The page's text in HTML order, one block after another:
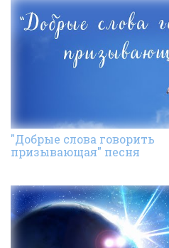
"Добрые слова говорить
призывающая" песня